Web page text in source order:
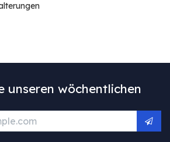
unseren wöchentlichen